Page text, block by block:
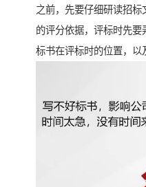
之前，先要仔细研读招
的评分依据，评标时先
标书在评标时的位置，以